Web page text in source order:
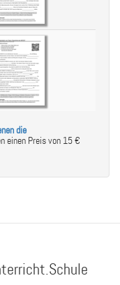
die
einen Preis von 15 €